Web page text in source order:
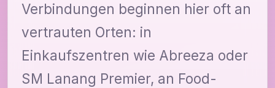
Verbindungen beginnen hier oft an
vertrauten Orten: in
Einkaufszentren wie Abreeza oder
SM Lanang Premier, an Food-